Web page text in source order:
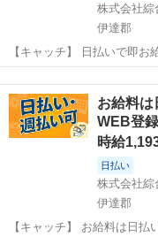
株式会社綜
伊達郡
【キャッチ】 日払いで即
方大歓迎♪】モノ足りない方に
ント】 製造のお仕事をお探しの方必見！ 「
な・・・」 「派遣っ...
お給料
WEB登
時給
日払い
株式会社綜
伊達郡
【キャッチ】 お給料は日